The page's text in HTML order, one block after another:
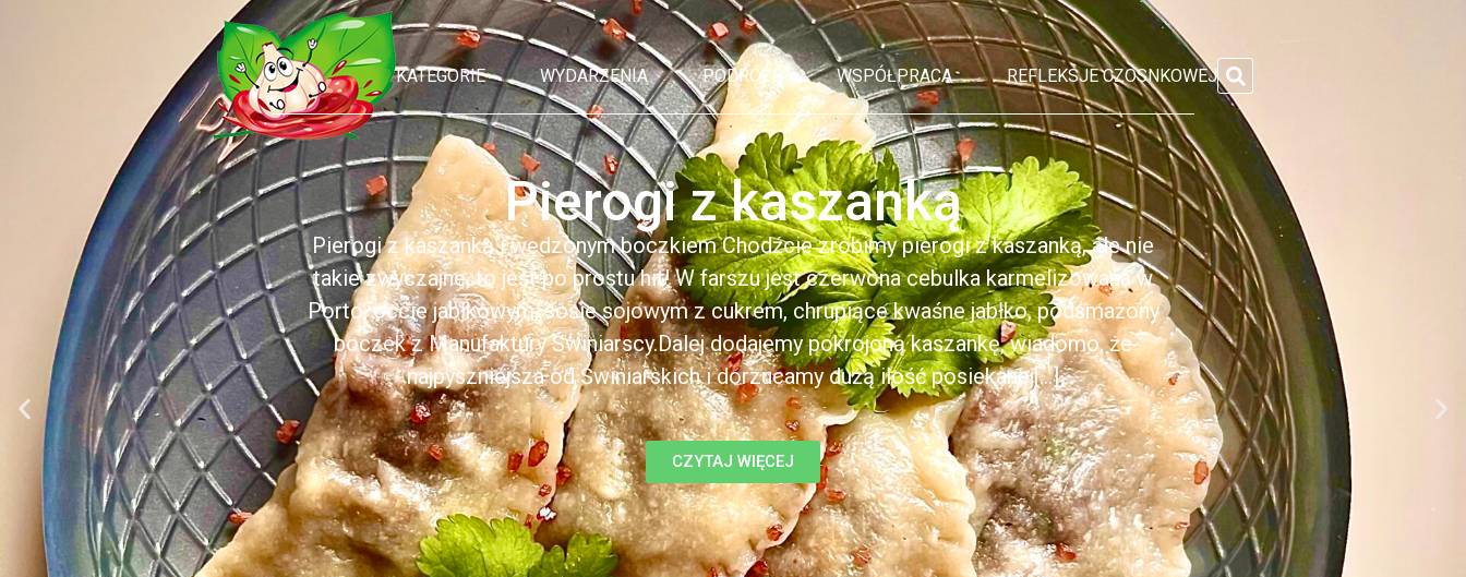
KATEGORIE WYDARZENIA PODRÓŻE WSPÓŁPRACA REFLEKSJE CZOSNKOWEJ
Pierogi z kaszanką
Pierogi z kaszanką i wędzonym boczkiem Chodźcie zrobimy pierogi z kaszanką, ale nie
takie zwyczajne, to jest po prostu hit! W farszu jest czerwona cebulka karmelizowana w
Porto, occie jabłkowym, sosie sojowym z cukrem, chrupiące kwaśne jabłko, podsmażony
boczek z Manufaktury Świniarscy.Dalej dodajemy pokrojoną kaszankę, wiadomo, że
najpyszniejsza od Świniarskich i dorzucamy dużą ilość posiekanej[...]
CZYTAJ WIĘCEJ